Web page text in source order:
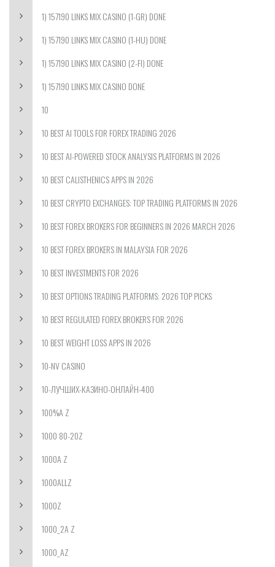
1) 157190 LINKS MIX CASINO (1-GR) DONE
1) 157190 LINKS MIX CASINO (1-HU) DONE
1) 157190 LINKS MIX CASINO (2-FI) DONE
1) 157190 LINKS MIX CASINO DONE
10
10 BEST AI TOOLS FOR FOREX TRADING 2026
10 BEST AI-POWERED STOCK ANALYSIS PLATFORMS IN 2026
10 BEST CALISTHENICS APPS IN 2026
10 BEST CRYPTO EXCHANGES: TOP TRADING PLATFORMS IN 2026
10 BEST FOREX BROKERS FOR BEGINNERS IN 2026 MARCH 2026
10 BEST FOREX BROKERS IN MALAYSIA FOR 2026
10 BEST INVESTMENTS FOR 2026
10 BEST OPTIONS TRADING PLATFORMS: 2026 TOP PICKS
10 BEST REGULATED FOREX BROKERS FOR 2026
10 BEST WEIGHT LOSS APPS IN 2026
10-NV CASINO
10-ЛУЧШИХ-КАЗИНО-ОНЛАЙН-400
100%A Z
1000 80-20Z
1000A Z
1000ALLZ
1000Z
1000_2A Z
1000_AZ